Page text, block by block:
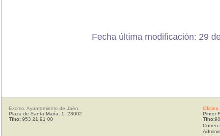
Fecha última modificación: 29
Excmo. Ayuntamiento de Jaén
Plaza de Santa María, 1. 23002
Tfno: 953 21 91 00
Oficina
Pintor
Tfno:
Correo